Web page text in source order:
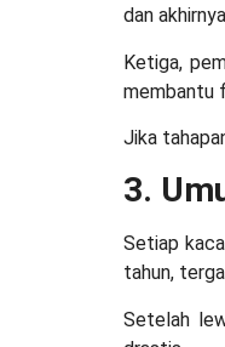
dan
Ketiga,
membantu
Jika
3.
Setiap
tahun,
Setelah